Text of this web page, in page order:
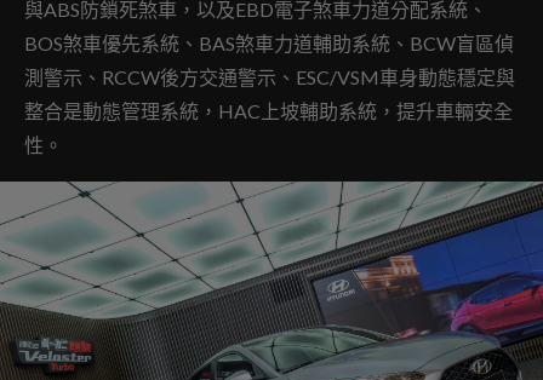
與ABS防鎖死煞車，以及EBD電子煞車力道分配系統、
BOS煞車優先系統、BAS煞車力道輔助系統、BCW盲區偵
測警示、RCCW後方交通警示、ESC/VSM車身動態穩定與
整合是動態管理系統，HAC上坡輔助系統，提升車輛安全
性。